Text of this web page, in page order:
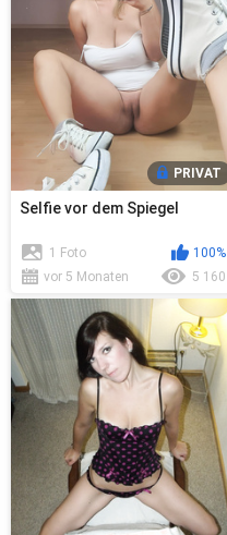
PRIVAT
Selfie vor dem Spiegel
1 Foto
100%
vor 5 Monaten
5 160